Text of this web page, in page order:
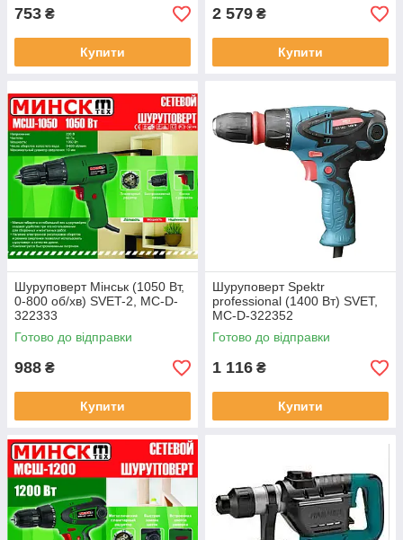
753 ₴
Купити
2 579 ₴
Купити
Шуруповерт Мінськ (1050 Вт,
0-800 об/хв) SVET-2, MC-D-
322333
Готово до відправки
988 ₴
Купити
Шуруповерт Spektr
professional (1400 Вт) SVET,
MC-D-322352
Готово до відправки
1 116 ₴
Купити